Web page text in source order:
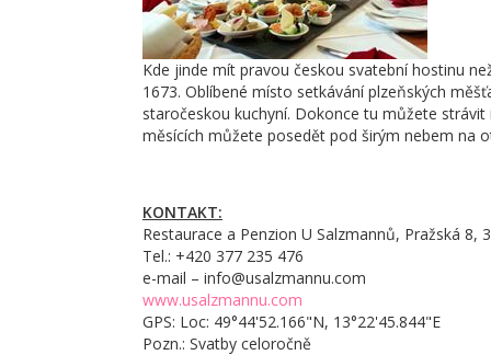
Kde jinde mít pravou českou svatební hostinu
1673. Oblíbené místo setkávání plzeňských
staročeskou kuchyní. Dokonce tu můžete
měsících můžete posedět pod širým nebem na
KONTAKT:
Restaurace a Penzion U Salzmannů, Pražská 8,
Tel.: +420 377 235 476
e-mail – info@usalzmannu.com
www.usalzmannu.com
GPS: Loc: 49°44'52.166"N, 13°22'45.844"E
Pozn.: Svatby celoročně